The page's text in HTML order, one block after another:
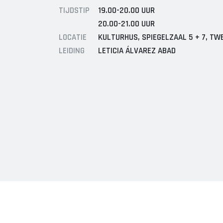
TIJDSTIP
19.00-20.00 UUR
20.00-21.00 UUR
LOCATIE
KULTURHUS, SPIEGELZAAL 5 + 7,
LEIDING
LETICIA ÁLVAREZ ABAD